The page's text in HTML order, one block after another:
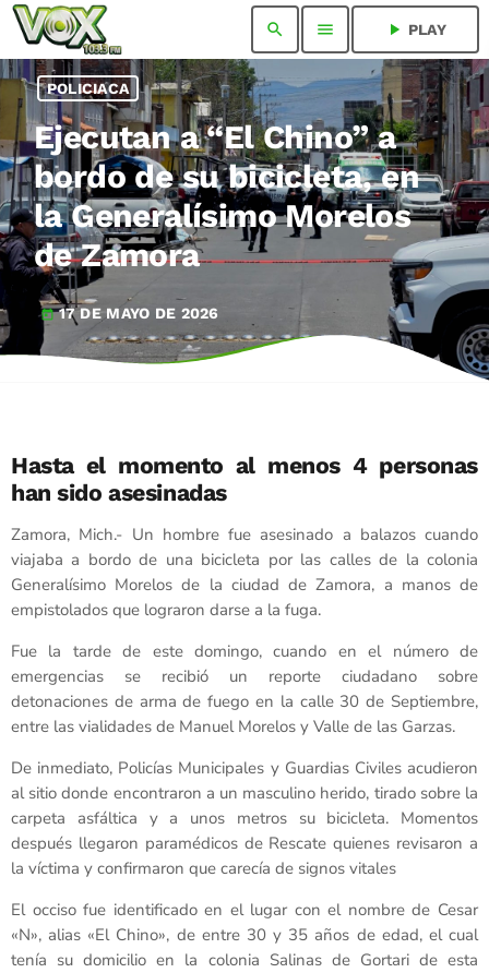
search menu play_arrow PLAY
POLICIACA
Ejecutan a “El Chino” a
bordo de su bicicleta, en
la Generalísimo Morelos
de Zamora
today 17 DE MAYO DE 2026
Hasta el momento al menos 4 personas
han sido asesinadas
Zamora, Mich.- Un hombre fue asesinado a balazos cuando
viajaba a bordo de una bicicleta por las calles de la colonia
Generalísimo Morelos de la ciudad de Zamora, a manos de
empistolados que lograron darse a la fuga.
Fue la tarde de este domingo, cuando en el número de
emergencias se recibió un reporte ciudadano sobre
detonaciones de arma de fuego en la calle 30 de Septiembre,
entre las vialidades de Manuel Morelos y Valle de las Garzas.
De inmediato, Policías Municipales y Guardias Civiles acudieron
al sitio donde encontraron a un masculino herido, tirado sobre la
carpeta asfáltica y a unos metros su bicicleta. Momentos
después llegaron paramédicos de Rescate quienes revisaron a
la víctima y confirmaron que carecía de signos vitales
El occiso fue identificado en el lugar con el nombre de Cesar
«N», alias «El Chino», de entre 30 y 35 años de edad, el cual
tenía su domicilio en la colonia Salinas de Gortari de esta